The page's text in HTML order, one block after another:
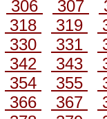
306 307
318 319
330 331
342 343
354 355
366 367